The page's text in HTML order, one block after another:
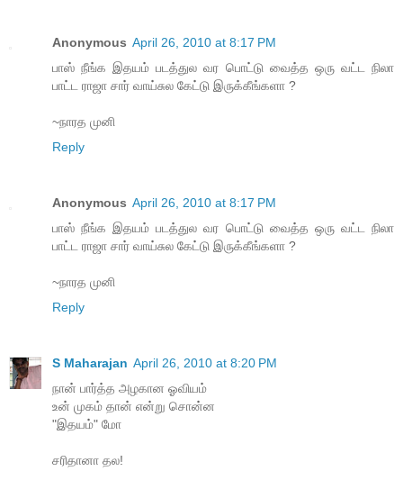
Anonymous April 26, 2010 at 8:17 PM
பாஸ் நீங்க இதயம் படத்துல வர பொட்டு வைத்த ஒரு வட்ட நிலா
பாட்ட ராஜா சார் வாய்சுல கேட்டு இருக்கீங்களா ?
~நாரத முனி
Reply
Anonymous April 26, 2010 at 8:17 PM
பாஸ் நீங்க இதயம் படத்துல வர பொட்டு வைத்த ஒரு வட்ட நிலா
பாட்ட ராஜா சார் வாய்சுல கேட்டு இருக்கீங்களா ?
~நாரத முனி
Reply
S Maharajan April 26, 2010 at 8:20 PM
நான் பார்த்த அழகான ஓவியம்
உன் முகம் தான் என்று சொன்ன
"இதயம்" மோ
சரிதானா தல!